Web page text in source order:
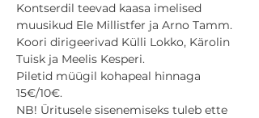
Kontserdil teevad kaasa imelised
muusikud Ele Millistfer ja Arno Tamm.
Koori dirigeerivad Külli Lokko, Kärolin
Tuisk ja Meelis Kesperi.
Piletid müügil kohapeal hinnaga
15€/10€.
NB! Üritusele sisenemiseks tuleb ette